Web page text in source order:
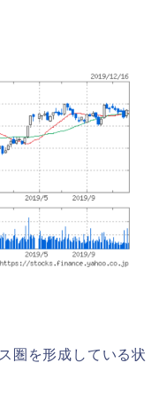
圏を形成している状